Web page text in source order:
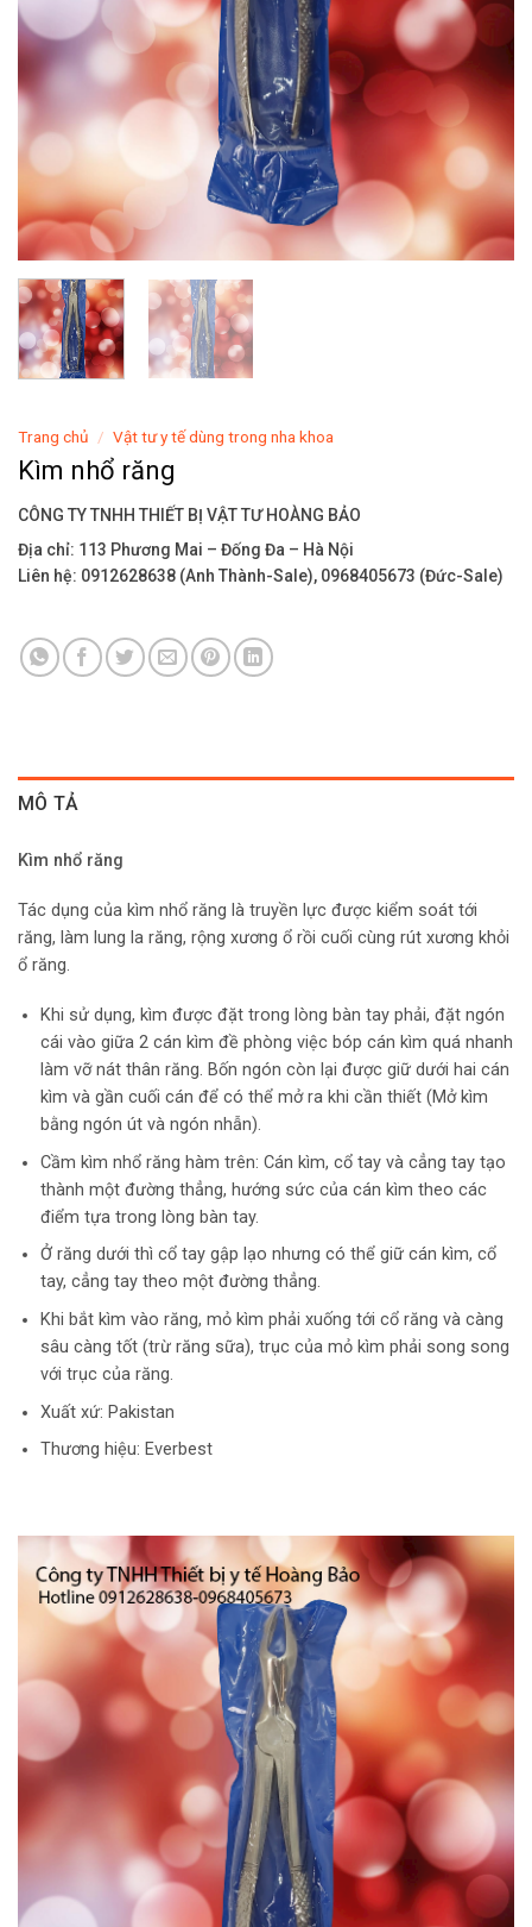
Trang chủ / Vật tư y tế dùng trong nha khoa
Kìm nhổ răng
CÔNG TY TNHH THIẾT BỊ VẬT TƯ HOÀNG BẢO
Địa chỉ: 113 Phương Mai – Đống Đa – Hà Nội
Liên hệ: 0912628638 (Anh Thành-Sale), 0968405673 (Đức-Sale)
MÔ TẢ
Kìm nhổ răng
Tác dụng của kìm nhổ răng là truyền lực được kiểm soát tới
răng, làm lung la răng, rộng xương ổ rồi cuối cùng rút xương khỏi
ổ răng.
Khi sử dụng, kìm được đặt trong lòng bàn tay phải, đặt ngón
cái vào giữa 2 cán kìm đề phòng việc bóp cán kìm quá nhanh
làm vỡ nát thân răng. Bốn ngón còn lại được giữ dưới hai cán
kìm và gần cuối cán để có thể mở ra khi cần thiết (Mở kìm
bằng ngón út và ngón nhẫn).
Cầm kìm nhổ răng hàm trên: Cán kìm, cổ tay và cẳng tay tạo
thành một đường thẳng, hướng sức của cán kìm theo các
điểm tựa trong lòng bàn tay.
Ở răng dưới thì cổ tay gập lạo nhưng có thể giữ cán kìm, cổ
tay, cẳng tay theo một đường thẳng.
Khi bắt kìm vào răng, mỏ kìm phải xuống tới cổ răng và càng
sâu càng tốt (trừ răng sữa), trục của mỏ kìm phải song song
với trục của răng.
Xuất xứ: Pakistan
Thương hiệu: Everbest